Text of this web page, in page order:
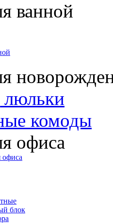
ванной
люльки
комоды
офиса
блок